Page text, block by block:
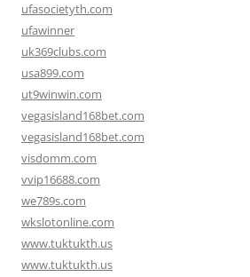
ufasocietyth.com
ufawinner
uk369clubs.com
usa899.com
ut9winwin.com
vegasisland168bet.com
vegasisland168bet.com
visdomm.com
vvip16688.com
we789s.com
wkslotonline.com
www.tuktukth.us
www.tuktukth.us